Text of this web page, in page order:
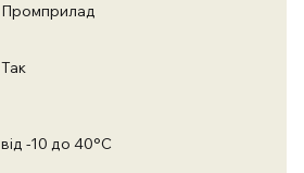
Промприлад
Так
від -10 до 40°С